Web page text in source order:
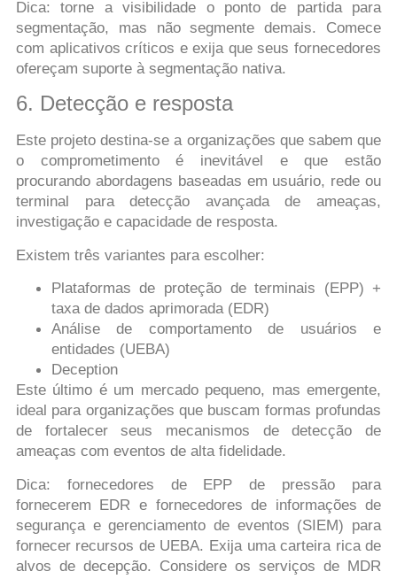
Dica: torne a visibilidade o ponto de partida para
segmentação, mas não segmente demais. Comece
com aplicativos críticos e exija que seus fornecedores
ofereçam suporte à segmentação nativa.
6. Detecção e resposta
Este projeto destina-se a organizações que sabem que
o comprometimento é inevitável e que estão
procurando abordagens baseadas em usuário, rede ou
terminal para detecção avançada de ameaças,
investigação e capacidade de resposta.
Existem três variantes para escolher:
Plataformas de proteção de terminais (EPP) +
taxa de dados aprimorada (EDR)
Análise de comportamento de usuários e
entidades (UEBA)
Deception
Este último é um mercado pequeno, mas emergente,
ideal para organizações que buscam formas profundas
de fortalecer seus mecanismos de detecção de
ameaças com eventos de alta fidelidade.
Dica: fornecedores de EPP de pressão para
fornecerem EDR e fornecedores de informações de
segurança e gerenciamento de eventos (SIEM) para
fornecer recursos de UEBA. Exija uma carteira rica de
alvos de decepção. Considere os serviços de MDR